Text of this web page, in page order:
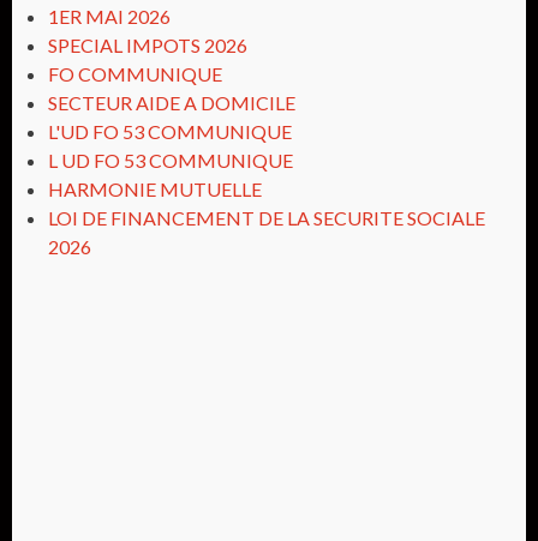
1ER MAI 2026
SPECIAL IMPOTS 2026
FO COMMUNIQUE
SECTEUR AIDE A DOMICILE
L'UD FO 53 COMMUNIQUE
L UD FO 53 COMMUNIQUE
HARMONIE MUTUELLE
LOI DE FINANCEMENT DE LA SECURITE SOCIALE
2026